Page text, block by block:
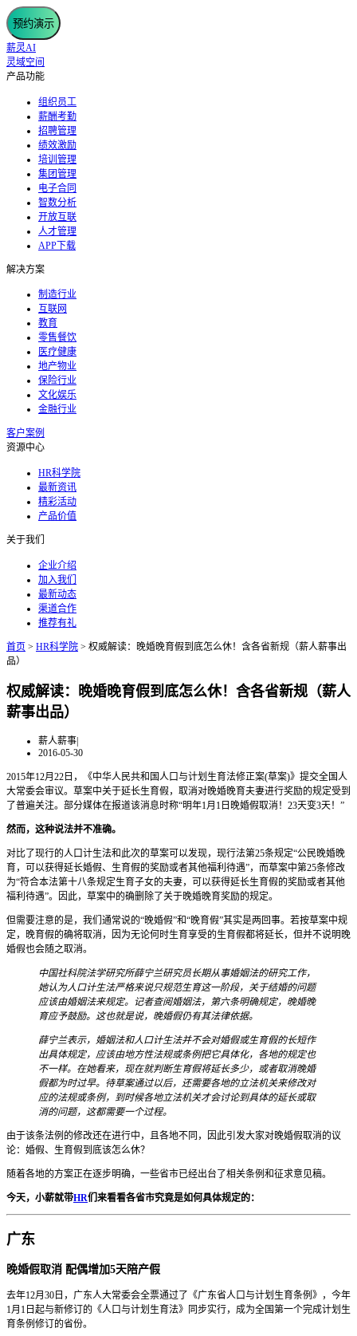
预约演示
薪灵AI
灵域空间
产品功能
组织员工
薪酬考勤
招聘管理
绩效激励
培训管理
集团管理
电子合同
智数分析
开放互联
人才管理
APP下载
解决方案
制造行业
互联网
教育
零售餐饮
医疗健康
地产物业
保险行业
文化娱乐
金融行业
客户案例
资源中心
HR科学院
最新资讯
精彩活动
产品价值
关于我们
企业介绍
加入我们
最新动态
渠道合作
推荐有礼
首页 > HR科学院 > 权威解读：晚婚晚育假到底怎么休！含各省新规（薪人薪事出
品）
权威解读：晚婚晚育假到底怎么休！含各省新规（薪人
薪事出品）
薪人薪事|
2016-05-30
2015年12月22日，《中华人民共和国人口与计划生育法修正案(草案)》提交全国人
大常委会审议。草案中关于延长生育假，取消对晚婚晚育夫妻进行奖励的规定受到
了普遍关注。部分媒体在报道该消息时称“明年1月1日晚婚假取消！23天变3天！”
然而，这种说法并不准确。
对比了现行的人口计生法和此次的草案可以发现，现行法第25条规定“公民晚婚晚
育，可以获得延长婚假、生育假的奖励或者其他福利待遇”，而草案中第25条修改
为“符合本法第十八条规定生育子女的夫妻，可以获得延长生育假的奖励或者其他
福利待遇”。因此，草案中的确删除了关于晚婚晚育奖励的规定。
但需要注意的是，我们通常说的“晚婚假”和“晚育假”其实是两回事。若按草案中规
定，晚育假的确将取消，因为无论何时生育享受的生育假都将延长，但并不说明晚
婚假也会随之取消。
中国社科院法学研究所薛宁兰研究员长期从事婚姻法的研究工作，
她认为人口计生法严格来说只规范生育这一阶段，关于结婚的问题
应该由婚姻法来规定。记者查阅婚姻法，第六条明确规定，晚婚晚
育应予鼓励。这也就是说，晚婚假仍有其法律依据。
薛宁兰表示，婚姻法和人口计生法并不会对婚假或生育假的长短作
出具体规定，应该由地方性法规或条例把它具体化，各地的规定也
不一样。在她看来，现在就判断生育假将延长多少，或者取消晚婚
假都为时过早。待草案通过以后，还需要各地的立法机关来修改对
应的法规或条例，到时候各地立法机关才会讨论到具体的延长或取
消的问题，这都需要一个过程。
由于该条法例的修改还在进行中，且各地不同，因此引发大家对晚婚假取消的议
论：婚假、生育假到底该怎么休？
随着各地的方案正在逐步明确，一些省市已经出台了相关条例和征求意见稿。
今天，小薪就带HR们来看看各省市究竟是如何具体规定的：
广东
晚婚假取消 配偶增加5天陪产假
去年12月30日，广东人大常委会全票通过了《广东省人口与计划生育条例》，今年
1月1日起与新修订的《人口与计划生育法》同步实行，成为全国第一个完成计划生
育条例修订的省份。